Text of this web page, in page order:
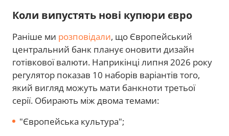
Коли випустять нові купюри євро
Раніше ми розповідали, що Європейський
центральний банк планує оновити дизайн
готівкової валюти. Наприкінці липня 2026 року
регулятор показав 10 наборів варіантів того,
який вигляд можуть мати банкноти третьої
серії. Обирають між двома темами:
"Європейська культура";